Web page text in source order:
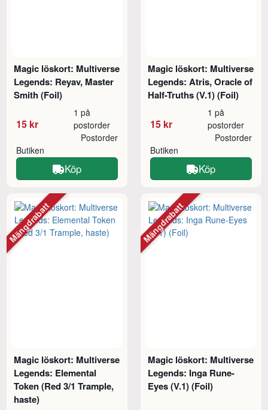
Magic löskort: Multiverse
Legends: Reyav, Master
Smith (Foil)
15 kr
1 på
postorder
Butiken
Postorder
Köp
Magic löskort: Multiverse
Legends: Atris, Oracle of
Half-Truths (V.1) (Foil)
15 kr
1 på
postorder
Butiken
Postorder
Köp
Magic löskort: Multiverse
Legends: Elemental
Token (Red 3/1 Trample,
haste)
Mängdrabatt
Magic löskort: Multiverse
Legends: Inga Rune-
Eyes (V.1) (Foil)
Mängdrabatt